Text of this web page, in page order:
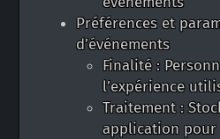
Préférences et
d’événements
Finalité :
l’expérience
Traitement :
application